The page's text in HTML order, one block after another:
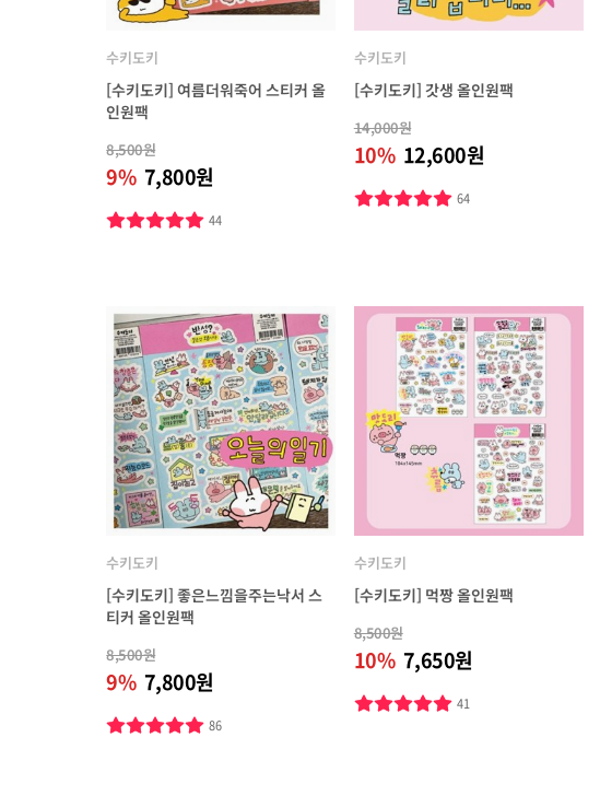
수키도키
[수키도키] 여름더워죽어 스티커 올
인원팩
8,500원
9% 7,800원
44
수키도키
[수키도키] 갓생 올인원팩
14,000원
10% 12,600원
64
수키도키
[수키도키] 좋은느낌을주는낙서 스
티커 올인원팩
8,500원
9% 7,800원
86
수키도키
[수키도키] 먹짱 올인원팩
8,500원
10% 7,650원
41